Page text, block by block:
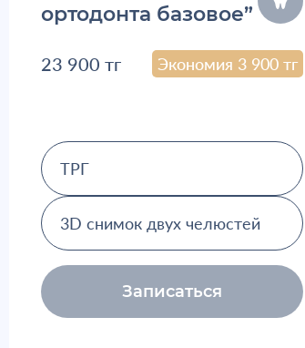
ортодонта базовое”
23 900 тг Экономия 3 900 тг
ТРГ
3D снимок двух челюстей
Записаться